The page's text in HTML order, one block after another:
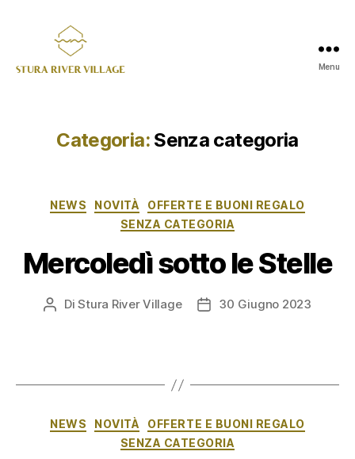
Menu
Categoria: Senza categoria
Categorie
NEWS NOVITÀ
OFFERTE E BUONI REGALO
SENZA CATEGORIA
Mercoledì sotto le Stelle
Autore
DiStura River Village
Data30 Giugno 2023
Categorie
NEWS NOVITÀ
OFFERTE E BUONI REGALO
SENZA CATEGORIA